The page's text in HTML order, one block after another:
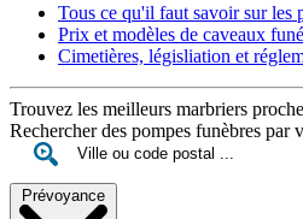
Tous ce qu'il faut savoir sur les
Prix et modèles de caveaux
Cimetières, législiation et
Trouvez les meilleurs marbriers
Rechercher des pompes funèbres par
Prévoyance